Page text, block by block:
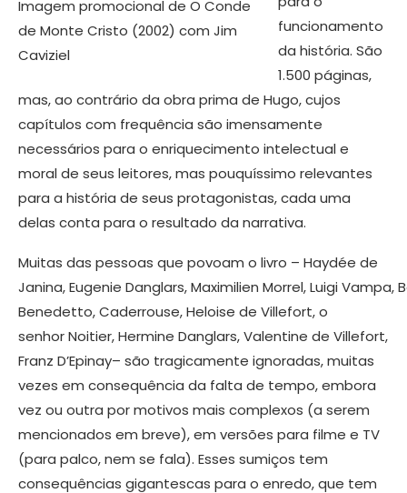
Imagem promocional de O Conde
de Monte Cristo (2002) com Jim
Caviziel
funcionamento
da história. São
1.500 páginas,
mas, ao contrário da obra prima de Hugo, cujos
capítulos com frequência são imensamente
necessários para o enriquecimento intelectual e
moral de seus leitores, mas pouquíssimo relevantes
para a história de seus protagonistas, cada uma
delas conta para o resultado da narrativa.
Muitas das pessoas que povoam o livro – Haydée de
Janina, Eugenie Danglars, Maximilien Morrel, Luigi
Benedetto, Caderrouse, Heloise de Villefort, o
senhor Noitier, Hermine Danglars, Valentine de Villefort,
Franz D’Epinay– são tragicamente ignoradas, muitas
vezes em consequência da falta de tempo, embora
vez ou outra por motivos mais complexos (a serem
mencionados em breve), em versões para filme e TV
(para palco, nem se fala). Esses sumiços tem
consequências gigantescas para o enredo, que tem